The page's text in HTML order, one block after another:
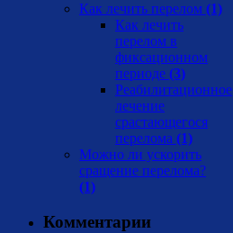
Как лечить перелом (1)
Как лечить
перелом в
фиксационном
периоде (3)
Реабилитационное
лечение
срастающегося
перелома (1)
Можно ли ускорить
сращение перелома?
(1)
Комментарии